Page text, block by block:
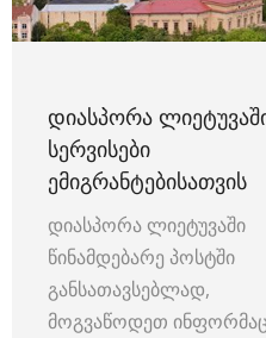
ᲓᲘᲐᲡᲞᲝᲠᲐ
ᲡᲔᲠᲕᲘᲡᲔᲑᲘ
ᲔᲛᲘᲒᲠᲐᲜᲢᲔᲑᲘᲡᲐᲗᲕᲘᲡ
დიასპორა ლიეტუვაში
წინამდებარე პოსტში
განსათავსებლად,
მოგვაწოდეთ